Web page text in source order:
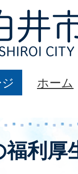
ホーム
福利厚